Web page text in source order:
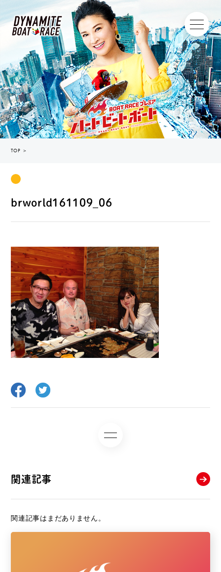
TOP ＞
brworld161109_06
関連記事
関連記事はまだありません。